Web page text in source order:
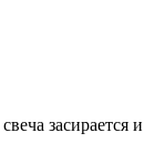
засирается